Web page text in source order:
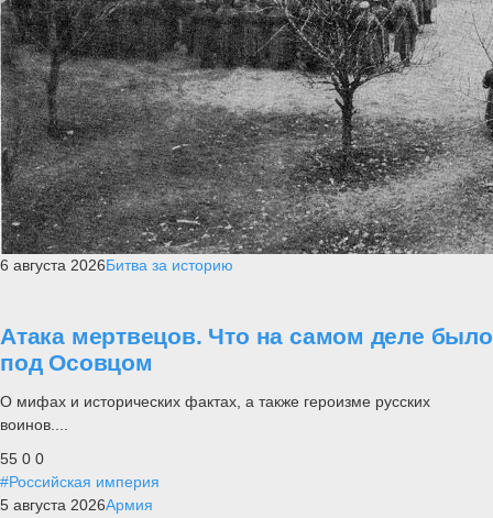
6 августа 2026Битва за историю
Атака мертвецов. Что на самом деле было
под Осовцом
О мифах и исторических фактах, а также героизме русских
воинов....
55 0 0
#Российская империя
5 августа 2026Армия